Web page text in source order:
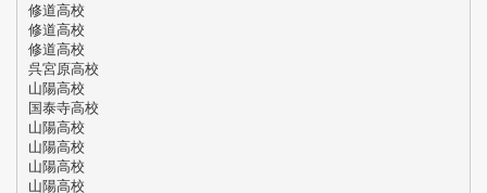
修道高校
修道高校
修道高校
呉宮原高校
山陽高校
国泰寺高校
山陽高校
山陽高校
山陽高校
山陽高校